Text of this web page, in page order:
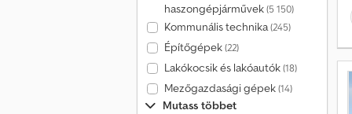
haszongépjárművek(5 150)
Kommunális technika(245)
Építőgépek(22)
Lakókocsik és lakóautók(18)
Mezőgazdasági gépek(14)
Mutass többet